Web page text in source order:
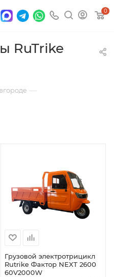
0
RuTrike
—
Грузовой электротрицикл
Rutrike Фактор NEXT 2600
60V2000W